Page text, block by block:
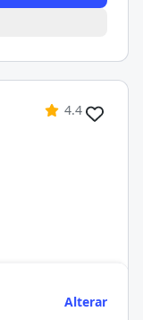
4.4
Alterar